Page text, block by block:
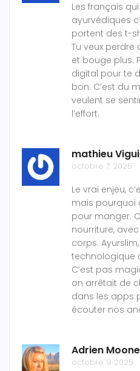
Les français
ayurvédiques
portent des t-
Tu veux
et bouge plus.
digital pour te
bon. C’est du
veulent se
l’effort.
mathieu
octobre 7 2025
Le vrai enjeu,
mais pourquoi
pour manger.
nourriture,
corps.
technologique
C’est pas
on arrêtait de
dans les apps
écouter nos
Adrien
octobre 9 2025